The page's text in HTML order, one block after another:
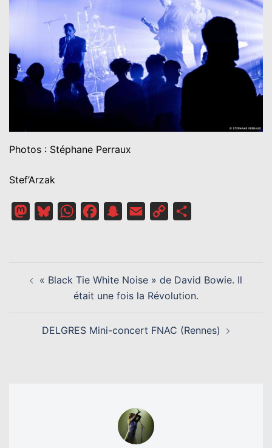
Photos : Stéphane Perraux
Stef’Arzak
MastodonBlueskyWhatsAppFacebookSnapchat
Email
Copy
D’ARTICLE
« Black Tie White Noise » de David Bowie. Il
était une fois la Révolution.
DELGRES Mini-concert FNAC (Rennes)